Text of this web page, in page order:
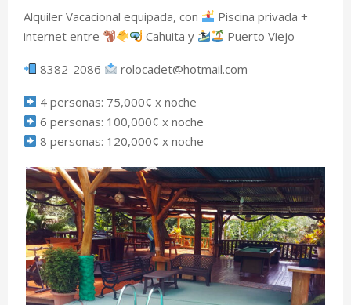
N
U
Alquiler Vacacional equipada, con
Piscina privada +
internet entre
Cahuita y Puerto Viejo
8382-2086 rolocadet@hotmail.com
4 personas: 75,000¢ x noche
6 personas: 100,000¢ x noche
8 personas: 120,000¢ x noche